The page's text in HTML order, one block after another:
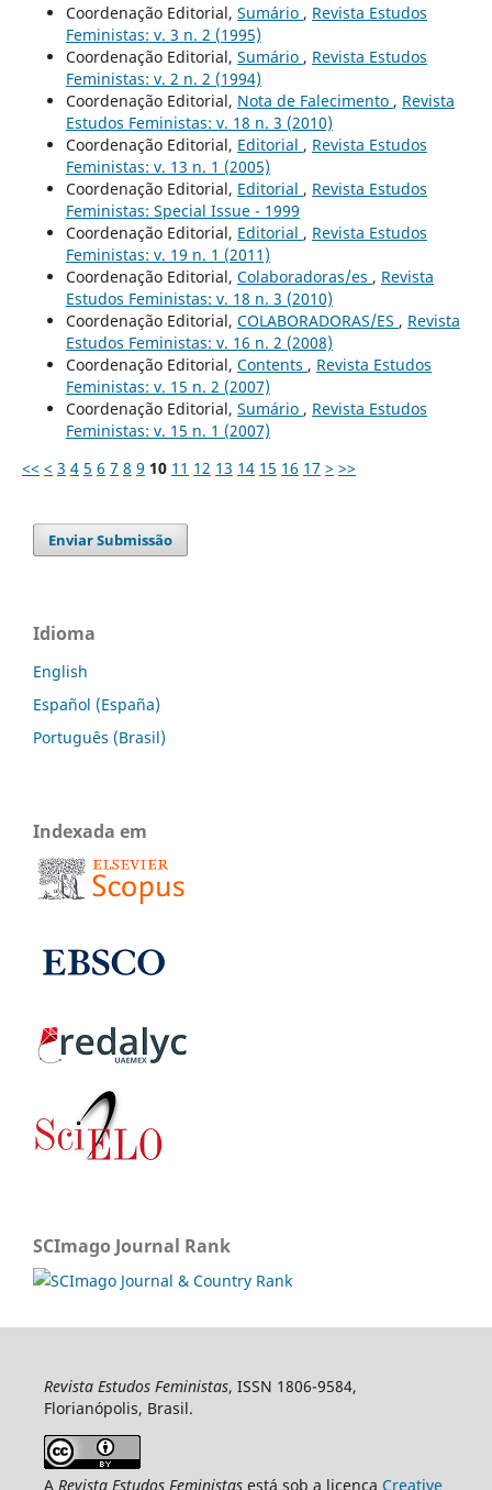
Coordenação Editorial, Sumário , Revista Estudos
Feministas: v. 3 n. 2 (1995)
Coordenação Editorial, Sumário , Revista Estudos
Feministas: v. 2 n. 2 (1994)
Coordenação Editorial, Nota de Falecimento , Revista
Estudos Feministas: v. 18 n. 3 (2010)
Coordenação Editorial, Editorial , Revista Estudos
Feministas: v. 13 n. 1 (2005)
Coordenação Editorial, Editorial , Revista Estudos
Feministas: Special Issue - 1999
Coordenação Editorial, Editorial , Revista Estudos
Feministas: v. 19 n. 1 (2011)
Coordenação Editorial, Colaboradoras/es , Revista
Estudos Feministas: v. 18 n. 3 (2010)
Coordenação Editorial, COLABORADORAS/ES , Revista
Estudos Feministas: v. 16 n. 2 (2008)
Coordenação Editorial, Contents , Revista Estudos
Feministas: v. 15 n. 2 (2007)
Coordenação Editorial, Sumário , Revista Estudos
Feministas: v. 15 n. 1 (2007)
<< < 3 4 5 6 7 8 9 10 11 12 13 14 15 16 17 > >>
Enviar Submissão
Idioma
English
Español (España)
Português (Brasil)
Indexada em
SCImago Journal Rank
Revista Estudos Feministas, ISSN 1806-9584,
Florianópolis, Brasil.
A Revista Estudos Feministasestá sob a licença Creative